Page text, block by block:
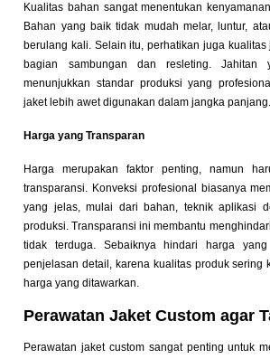
Kualitas bahan sangat menentukan
Bahan yang baik tidak mudah melar, luntur,
berulang kali. Selain itu, perhatikan juga kualitas
bagian sambungan dan resleting.
menunjukkan standar produksi yang
jaket lebih awet digunakan dalam jangka panjang.
Harga yang Transparan
Harga merupakan faktor penting, namun
transparansi. Konveksi profesional biasanya
yang jelas, mulai dari bahan, teknik aplikasi
produksi. Transparansi ini membantu
tidak terduga. Sebaiknya hindari harga
penjelasan detail, karena kualitas produk sering
harga yang ditawarkan.
Perawatan Jaket Custom agar
Perawatan jaket custom sangat penting untuk